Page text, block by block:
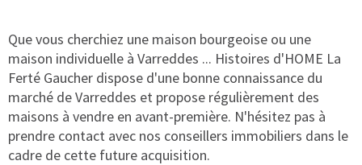
Que vous cherchiez une maison bourgeoise ou une
maison individuelle à Varreddes ... Histoires d'HOME La
Ferté Gaucher dispose d'une bonne connaissance du
marché de Varreddes et propose régulièrement des
maisons à vendre en avant-première. N'hésitez pas à
prendre contact avec nos conseillers immobiliers dans le
cadre de cette future acquisition.